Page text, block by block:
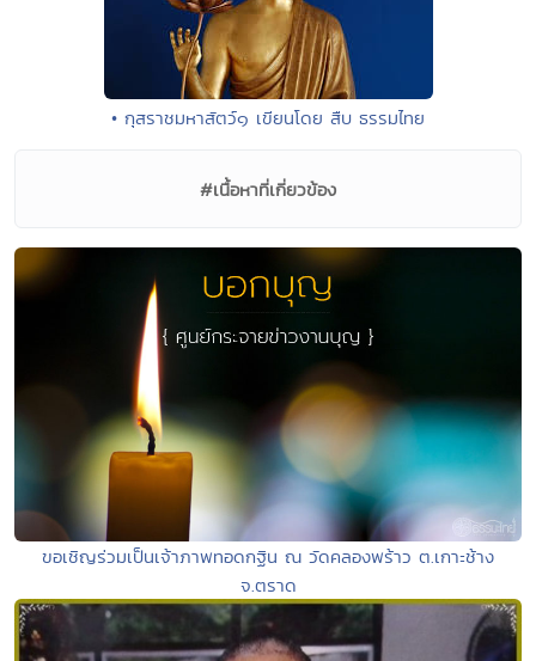
• กุสราชมหาสัตว์๑ เขียนโดย สืบ ธรรมไทย
#เนื้อหาที่เกี่ยวข้อง
ขอเชิญร่วมเป็นเจ้าภาพทอดกฐิน ณ วัดคลองพร้าว ต.เกาะช้าง
จ.ตราด